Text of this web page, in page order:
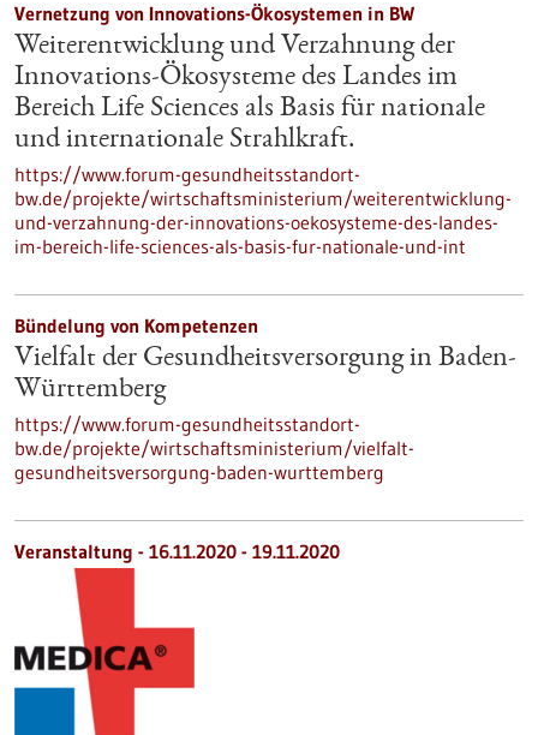
Vernetzung von Innovations-Ökosystemen in BW
Weiterentwicklung und Verzahnung der
Innovations-Ökosysteme des Landes im
Bereich Life Sciences als Basis für nationale
und internationale Strahlkraft.
https://www.forum-gesundheitsstandort-
bw.de/projekte/wirtschaftsministerium/weiterentwicklung-
und-verzahnung-der-innovations-oekosysteme-des-landes-
im-bereich-life-sciences-als-basis-fur-nationale-und-int
Bündelung von Kompetenzen
Vielfalt der Gesundheitsversorgung in Baden-
Württemberg
https://www.forum-gesundheitsstandort-
bw.de/projekte/wirtschaftsministerium/vielfalt-
gesundheitsversorgung-baden-wurttemberg
Veranstaltung - 16.11.2020 - 19.11.2020